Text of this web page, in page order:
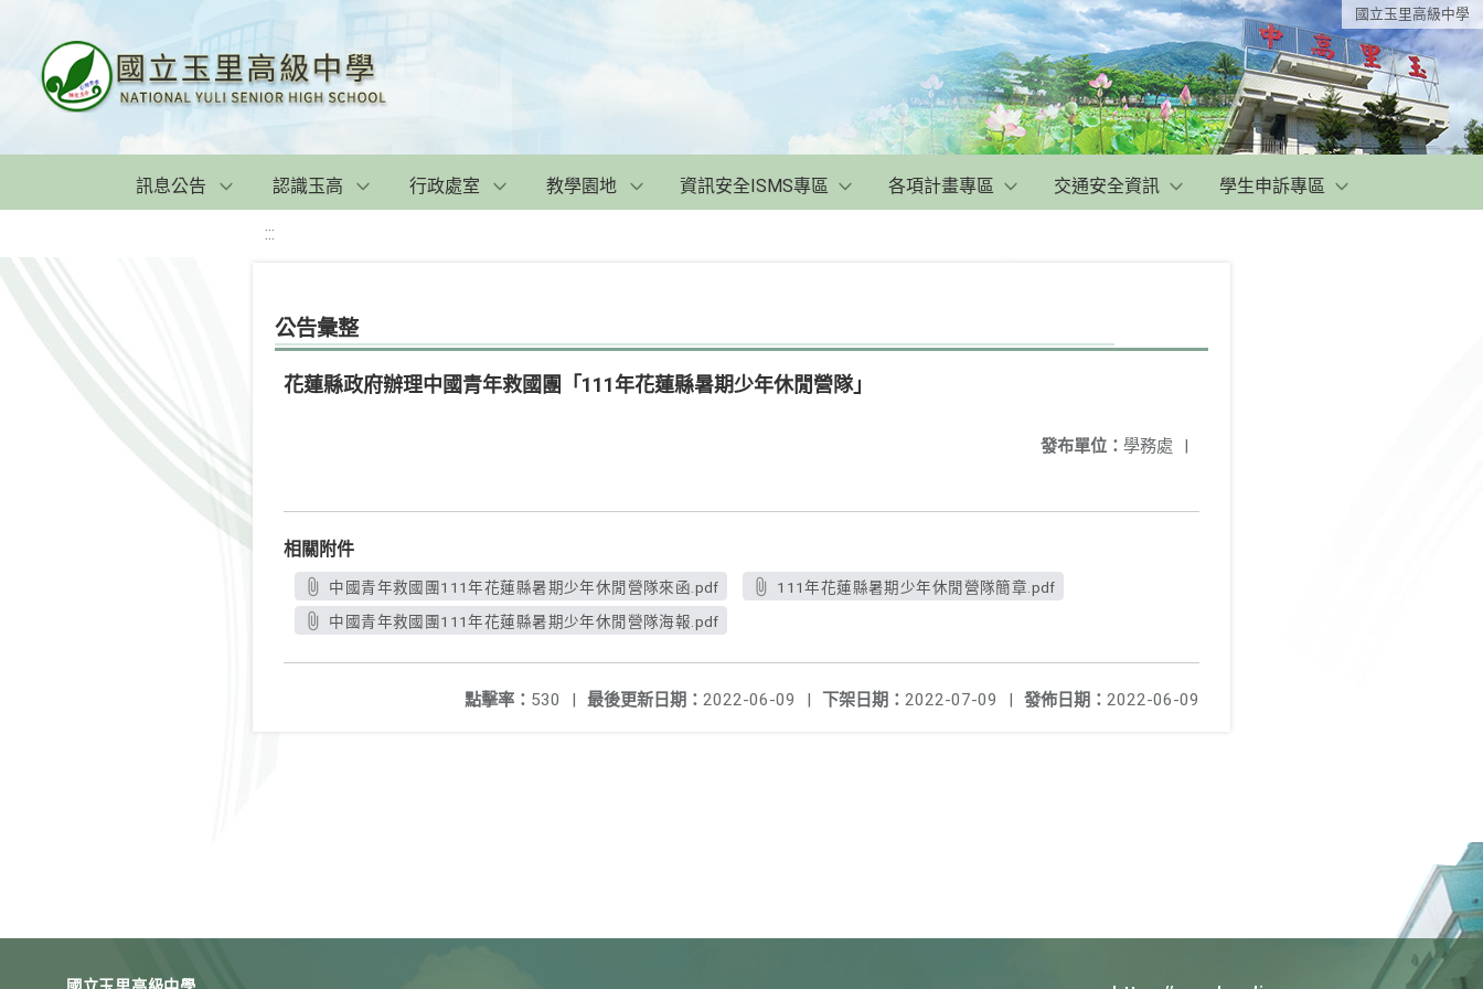
國立玉里高級中學
訊息公告 認識玉高 行政處室 教學園地 資訊安全ISMS專區 各項計畫專區 交通安全資訊 學生申訴專區
:::
公告彙整
花蓮縣政府辦理中國青年救國團「111年花蓮縣暑期少年休閒營隊」
發布單位： 學務處 |
相關附件
中國青年救國團111年花蓮縣暑期少年休閒營隊來函.pdf
111年花蓮縣暑期少年休閒營隊簡章.pdf
中國青年救國團111年花蓮縣暑期少年休閒營隊海報.pdf
發佈日期： 2022-06-09
下架日期： 2022-07-09 |
最後更新日期： 2022-06-09 |
點擊率： 530 |